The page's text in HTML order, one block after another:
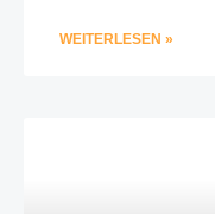
WEITERLESEN »